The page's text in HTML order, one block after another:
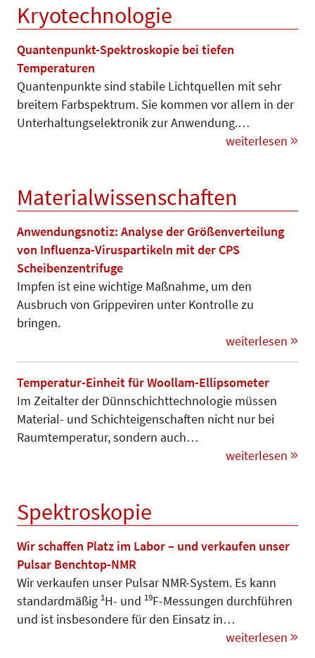
Kryotechnologie
Quantenpunkt-Spektroskopie bei tiefen
Temperaturen
Quantenpunkte sind stabile Lichtquel­len mit sehr
breitem Farb­spektrum. Sie kommen vor allem in der
Unter­hal­tungselektronik zur An­wen­dung.…
weiterlesen
Materialwissenschaften
Anwendungsnotiz: Analyse der Größenverteilung
von Influenza-Viruspartikeln mit der CPS
Scheibenzentrifuge
Impfen ist eine wichtige Maßnahme, um den
Ausbruch von Grippeviren unter Kontrolle zu
bringen.
weiterlesen
Temperatur-Einheit für Woollam-Ellipsometer
Im Zeitalter der Dünnschichttech­no­logie müssen
Material- und Schicht­eigenschaften nicht nur bei
Raumt­em­peratur, sondern auch…
weiterlesen
Spektroskopie
Wir schaffen Platz im Labor – und verkaufen unser
Pulsar Benchtop-NMR
Wir verkaufen unser Pulsar NMR-System. Es kann
standardmäßig 1H- und 19F-Messungen durchfüh­ren
und ist insbesondere für den Einsatz in…
weiterlesen